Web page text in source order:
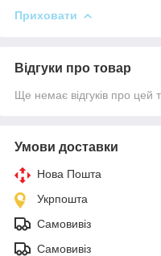
Приховати
Відгуки про товар
Ще немає відгуків про цей
Умови доставки
Нова Пошта
Укрпошта
Самовивіз
Самовивіз